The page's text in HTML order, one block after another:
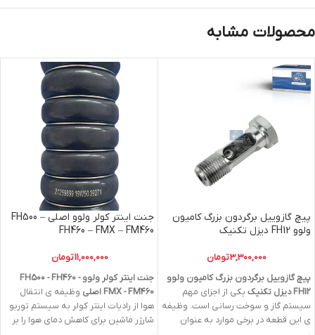
محصولات مشابه
پيچ گازوييل برگردون بزرگ کامیون
ولوو FH12 دیزل تکنیک
3,300,000تومان
پيچ گازوييل برگردون بزرگ کامیون ولوو
FH12 دیزل تکنیک
يكى از اجزاى مهم
سيستم گاز و سوخت رسانى است. وظيفه
ی این قطعه در برخى موارد به عنوان
جنت اینتر کولر ولوو اصلی FH500 –
FH460 – FMX – FM460
11,000,000تومان
جنت اینتر کولر ولوو FH500 - FH460 -
FMX - FM460 اصلی
وظیفه ی انتقال
هوا از رادیات اینتر کولر به سیستم توربو
شارژر ماشین برای کاهش دمای هوا را بر